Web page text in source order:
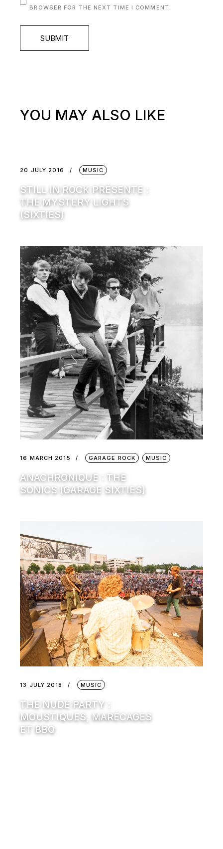
BROWSER FOR THE NEXT TIME I COMMENT.
SUBMIT
YOU MAY ALSO LIKE
20 JULY 2016 MUSIC
STILL IN ROCK PRÉSENTE :
THE MYSTERY LIGHTS
(SIXTIES)
16 MARCH 2015 GARAGE ROCK MUSIC
ANACHRONIQUE : THE
SONICS (GARAGE SIXTIES)
13 JULY 2018 MUSIC
THE NUDE PARTY :
MOUSTIQUES, MARÉCAGES
ET BBQ